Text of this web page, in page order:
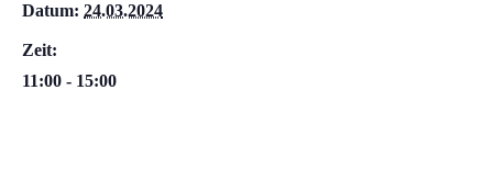
Datum: 24.03.2024
Zeit:
11:00 - 15:00